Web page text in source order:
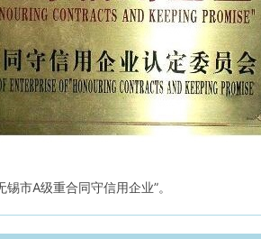
锡市A级重合同守信用企业”。